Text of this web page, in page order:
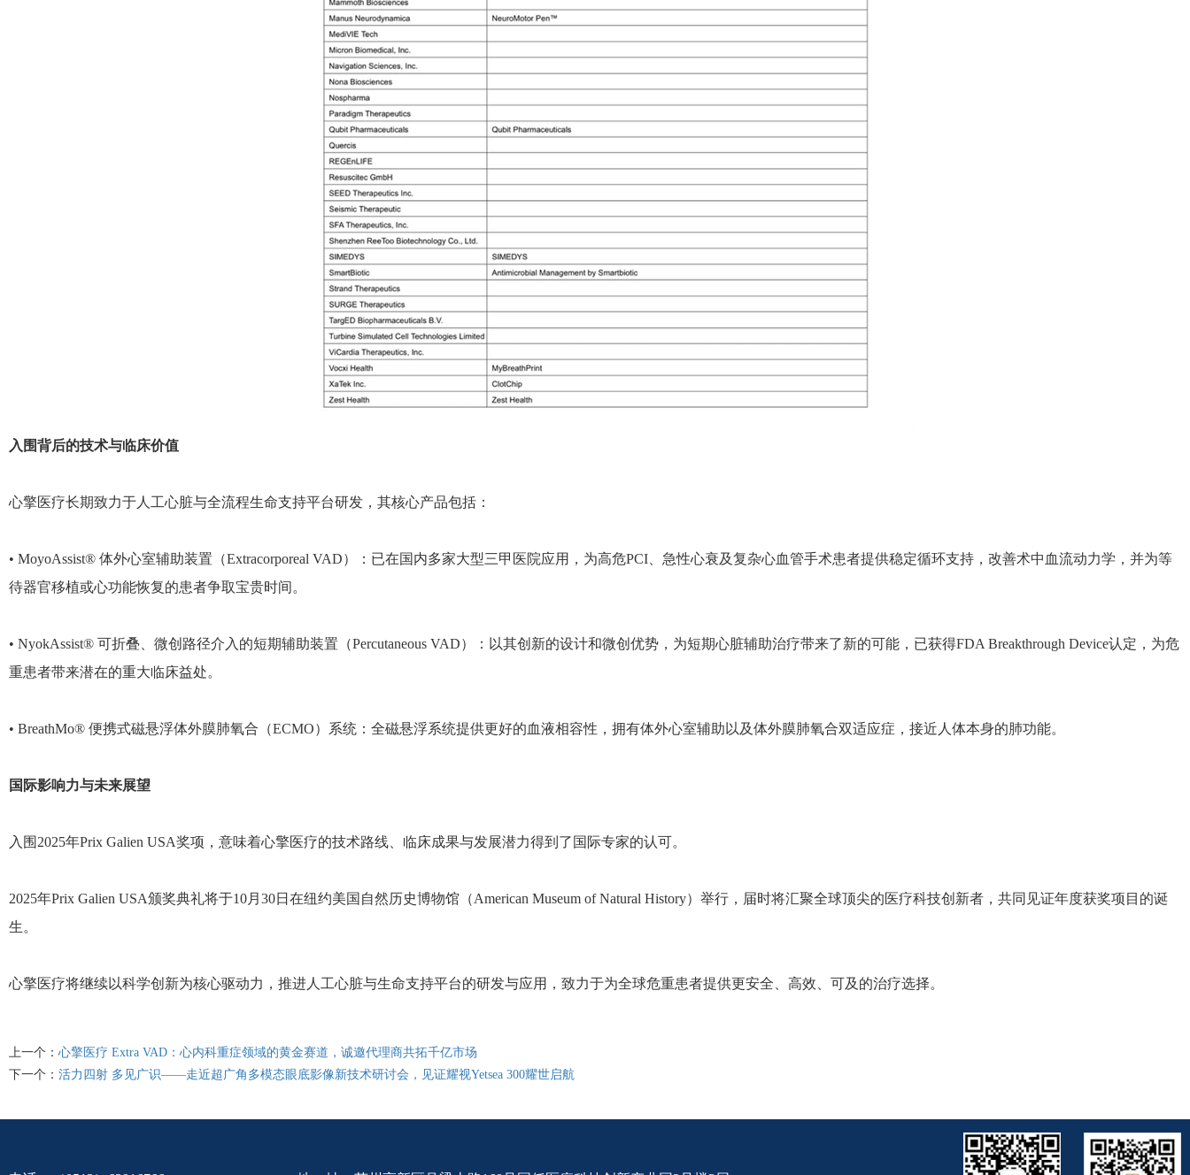
入围背后的技术与临床价值
心擎医疗长期致力于人工心脏与全流程生命支持平台研发，其核心产品包括：
• MoyoAssist® 体外心室辅助装置（Extracorporeal VAD）：已在国内多家大型三甲医院应用，为高危PCI、急性心衰及复杂心血管手术患者提供稳定循环支持，改善术中血流动力学，并为等
待器官移植或心功能恢复的患者争取宝贵时间。
• NyokAssist® 可折叠、微创路径介入的短期辅助装置（Percutaneous VAD）：以其创新的设计和微创优势，为短期心脏辅助治疗带来了新的可能，已获得FDA Breakthrough Device认定，为危
重患者带来潜在的重大临床益处。
• BreathMo® 便携式磁悬浮体外膜肺氧合（ECMO）系统：全磁悬浮系统提供更好的血液相容性，拥有体外心室辅助以及体外膜肺氧合双适应症，接近人体本身的肺功能。
国际影响力与未来展望
入围2025年Prix Galien USA奖项，意味着心擎医疗的技术路线、临床成果与发展潜力得到了国际专家的认可。
2025年Prix Galien USA颁奖典礼将于10月30日在纽约美国自然历史博物馆（American Museum of Natural History）举行，届时将汇聚全球顶尖的医疗科技创新者，共同见证年度获奖项目的诞
生。
心擎医疗将继续以科学创新为核心驱动力，推进人工心脏与生命支持平台的研发与应用，致力于为全球危重患者提供更安全、高效、可及的治疗选择。
上一个： 心擎医疗 Extra VAD：心内科重症领域的黄金赛道，诚邀代理商共拓千亿市场
下一个： 活力四射 多见广识——走近超广角多模态眼底影像新技术研讨会，见证耀视Yetsea 300耀世启航